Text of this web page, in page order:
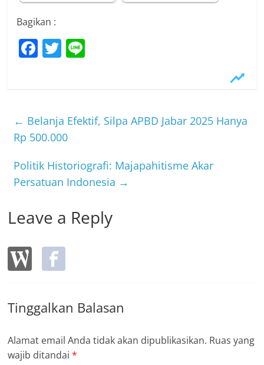
Bagikan :
F
b
o
o
k
T
← Belanja Efektif, Silpa APBD Jabar 2025 Hanya
Rp 500.000
Politik Historiografi: Majapahitisme Akar
Persatuan Indonesia →
Leave a Reply
Tinggalkan Balasan
Alamat email Anda tidak akan dipublikasikan. Ruas yang
wajib ditandai*